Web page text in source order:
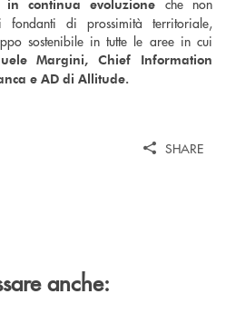
in continua evoluzione che non
fondanti di prossimità territoriale,
sostenibile in tutte le aree in cui
Margini, Chief Information
e AD di Allitude.
SHARE
anche: